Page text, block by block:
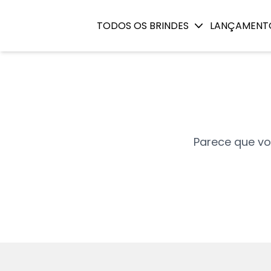
TODOS OS BRINDES
Parece que